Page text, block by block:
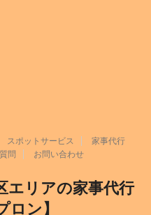
スポットサービス
家事代行
問 お問い合わせ
エリアの家事代行
ロン】